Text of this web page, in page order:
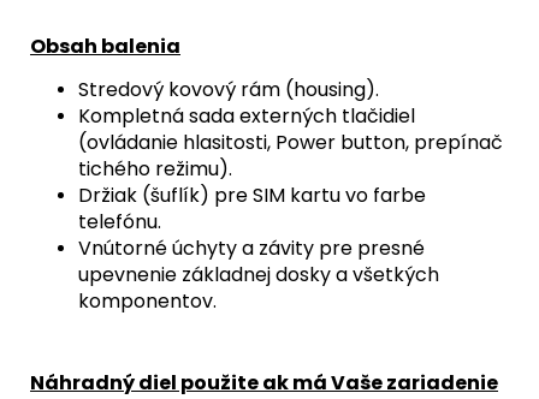
Obsah balenia
Stredový kovový rám (housing).
Kompletná sada externých tlačidiel
(ovládanie hlasitosti, Power button, prepínač
tichého režimu).
Držiak (šuflík) pre SIM kartu vo farbe
telefónu.
Vnútorné úchyty a závity pre presné
upevnenie základnej dosky a všetkých
komponentov.
Náhradný diel použite ak má Vaše zariadenie